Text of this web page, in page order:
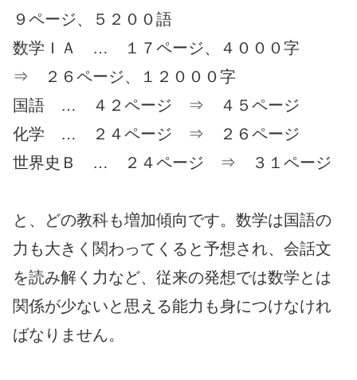
９ページ、５２００語
数学ＩＡ … １７ページ、４０００字
⇒ ２６ページ、１２０００字
国語 … ４２ページ ⇒ ４５ページ
化学 … ２４ページ ⇒ ２６ページ
世界史Ｂ … ２４ページ ⇒ ３１ページ
と、どの教科も増加傾向です。数学は国語の
力も大きく関わってくると予想され、会話文
を読み解く力など、従来の発想では数学とは
関係が少ないと思える能力も身につけなけれ
ばなりません。